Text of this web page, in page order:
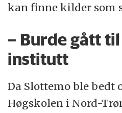
kan finne kilder som
– Burde gått
institutt
Da Slottemo ble bedt
Høgskolen i Nord-